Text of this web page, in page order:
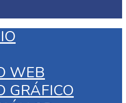
WEB
GRÁFICO